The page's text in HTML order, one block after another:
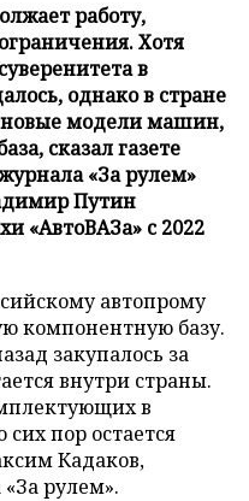
работу,
Хотя
в
однако в стране
новые модели машин,
сказал газете
«За рулем»
Путин
«АвтоВАЗа» с 2022
автопрому
компонентную базу.
закупалось за
внутри страны.
в
пор остается
Кадаков,
рулем».